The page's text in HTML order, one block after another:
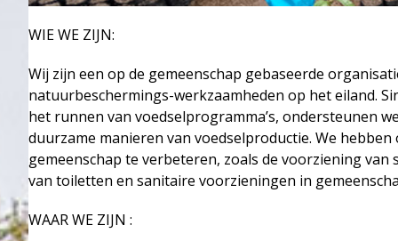
WIE WE ZIJN:
Wij zijn een op de gemeenschap gebaseerde
natuurbeschermings-werkzaamheden op het eiland.
het runnen van voedselprogramma’s, ondersteunen
duurzame manieren van voedselproductie. We
gemeenschap te verbeteren, zoals de voorziening
van toiletten en sanitaire voorzieningen in
WAAR WE ZIJN :